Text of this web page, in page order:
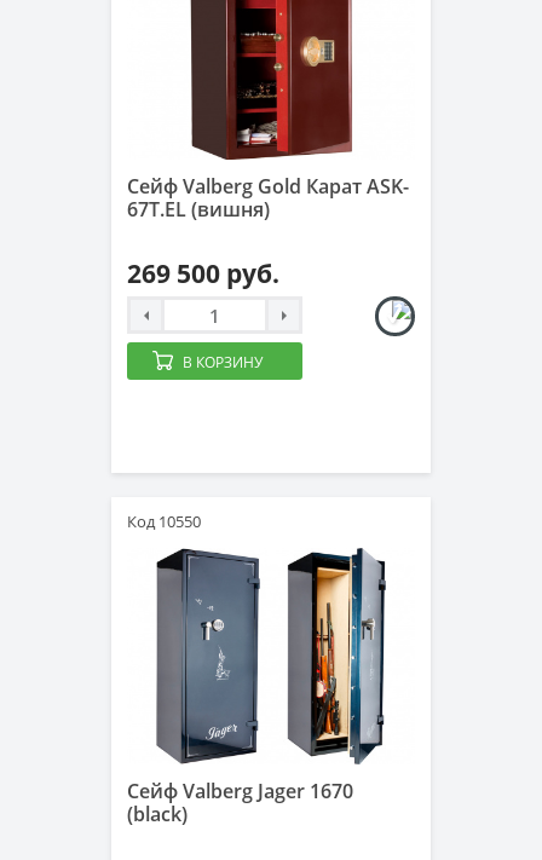
Сейф Valberg Gold Карат ASK-
67T.EL (вишня)
269 500 руб.
В КОРЗИНУ
Код 10550
Сейф Valberg Jager 1670
(black)